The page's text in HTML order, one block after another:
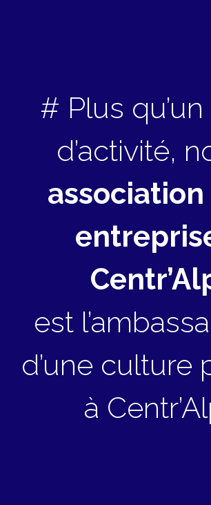
# Plus
d’activité,
association
est
d’une culture
à